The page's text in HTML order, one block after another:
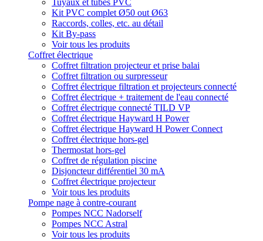
Tuyaux et tubes PVC
Kit PVC complet Ø50 out Ø63
Raccords, colles, etc. au détail
Kit By-pass
Voir tous les produits
Coffret électrique
Coffret filtration projecteur et prise balai
Coffret filtration ou surpresseur
Coffret électrique filtration et projecteurs connecté
Coffret électrique + traitement de l'eau connecté
Coffret électrique connecté TILD VP
Coffret électrique Hayward H Power
Coffret électrique Hayward H Power Connect
Coffret électrique hors-gel
Thermostat hors-gel
Coffret de régulation piscine
Disjoncteur différentiel 30 mA
Coffret électrique projecteur
Voir tous les produits
Pompe nage à contre-courant
Pompes NCC Nadorself
Pompes NCC Astral
Voir tous les produits